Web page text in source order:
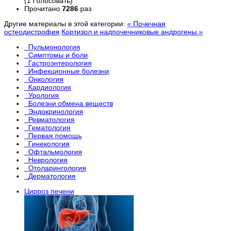
Прочитано 7286 раз
Другие материалы в этой категории: « Почечная
остеодистрофия Кортизол и надпочечниковые андрогены »
Пульмонология
Симптомы и боли
Гастроэнтерология
Инфекционные болезни
Онкология
Кардиология
Урология
Болезни обмена веществ
Эндокринология
Ревматология
Гематология
Первая помощь
Гинекология
Офтальмология
Неврология
Отоларингология
Дерматология
Цирроз печени